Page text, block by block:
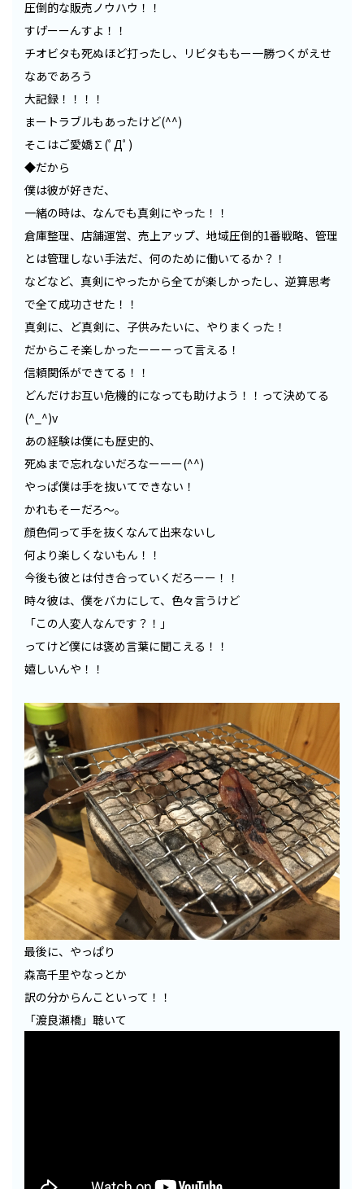
圧倒的な販売ノウハウ！！
すげーーんすよ！！
チオビタも死ぬほど打ったし、リビタももー一勝つくがえせ
なあであろう
大記録！！！！
まートラブルもあったけど(^^)
そこはご愛嬌∑(ﾟДﾟ)
◆だから
僕は彼が好きだ、
一緒の時は、なんでも真剣にやった！！
倉庫整理、店舗運営、売上アップ、地域圧倒的1番戦略、管理
とは管理しない手法だ、何のために働いてるか？！
などなど、真剣にやったから全てが楽しかったし、逆算思考
で全て成功させた！！
真剣に、ど真剣に、子供みたいに、やりまくった！
だからこそ楽しかったーーーって言える！
信頼関係ができてる！！
どんだけお互い危機的になっても助けよう！！って決めてる
(^_^)v
あの経験は僕にも歴史的、
死ぬまで忘れないだろなーーー(^^)
やっぱ僕は手を抜いてできない！
かれもそーだろ〜。
顔色伺って手を抜くなんて出来ないし
何より楽しくないもん！！
今後も彼とは付き合っていくだろーー！！
時々彼は、僕をバカにして、色々言うけど
「この人変人なんです？！」
ってけど僕には褒め言葉に聞こえる！！
嬉しいんや！！
最後に、やっぱり
森高千里やなっとか
訳の分からんこといって！！
「渡良瀬橋」聴いて